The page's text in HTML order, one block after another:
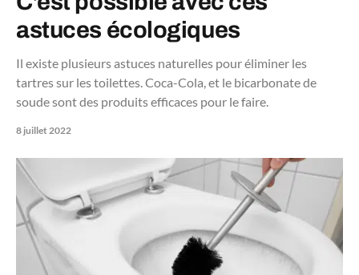
astuces écologiques
Il existe plusieurs astuces naturelles pour éliminer les
tartres sur les toilettes. Coca-Cola, et le bicarbonate de
soude sont des produits efficaces pour le faire.
8 juillet 2022